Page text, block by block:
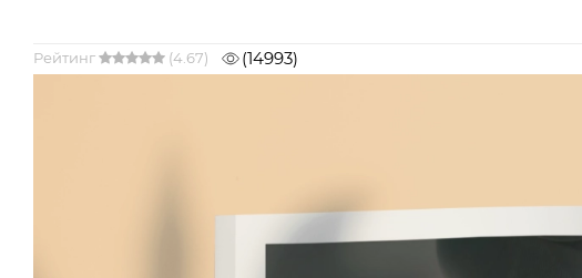
Рейтинг (4.67) (14993)